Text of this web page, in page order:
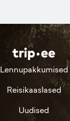
Lennupakkumised
Reisikaaslased
Uudised